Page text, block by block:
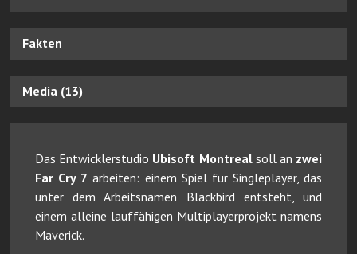
Fakten
Media (13)
Das Entwicklerstudio Ubisoft Montrealsoll an zwei
Far Cry 7 arbeiten: einem Spiel für Singleplayer, das
unter dem Arbeitsnamen Blackbird entsteht, und
einem alleine lauffähigen Multiplayerprojekt namens
Maverick.